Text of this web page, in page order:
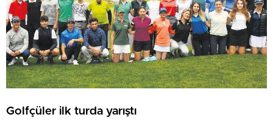
Golfçüler ilk turda yarıştı